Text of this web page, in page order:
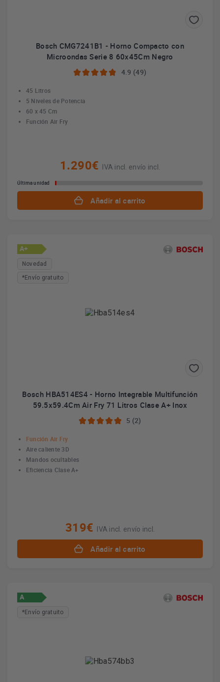
Bosch CMG7241B1 - Horno Compacto con
Microondas Serie 8 60x45Cm Negro
4.9 (49)
45 Litros
5 Niveles de Potencia
60 x 45 Cm
Función Air Fry
1.290€ IVA incl. envío incl.
Última unidad
Añadir al carrito
A+
Novedad
*Envío gratuito
Bosch HBA514ES4 - Horno Integrable Multifunción
59.5x59.4Cm Air Fry 71 Litros Clase A+ Inox
5 (2)
Función Air Fry
Aire caliente 3D
Mandos ocultables
Eficiencia Clase A+
319€ IVA incl. envío incl.
Añadir al carrito
A
*Envío gratuito